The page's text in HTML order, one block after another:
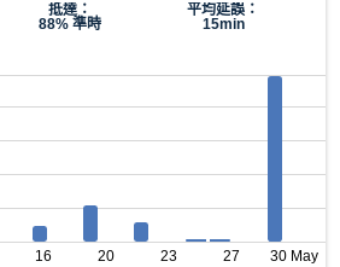
抵達：
88% 準時
平均延誤：
15min
16 20 23 27 30 May